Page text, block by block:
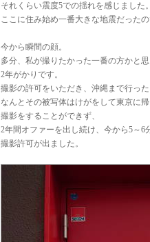
それくらい震度5での揺れを感じました。
ここに住み始め一番大きな地震だったの
今から瞬間の顔。
多分、私が撮りたかった一番の方かと思
2年がかりです。
撮影の許可をいただき、沖縄まで行った
なんとその被写体はけがをして東京に帰
撮影をすることができず、
2年間オファーを出し続け、今から5～6
撮影許可が出ました。